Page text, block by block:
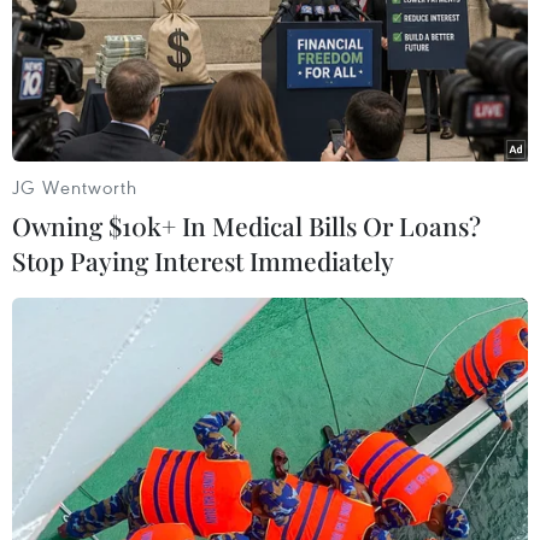
thêm dư địa cho giá vàng
trong tuần qua
08/08/2026 04:29
Australia hướng tới những
động lực tăng trưởng mới
08/08/2026 03:29
Nghệ An: OCOP đã có
thương hiệu, vì sao nông
sản vẫn lo đầu ra?
08/08/2026 03:28
Quảng Trị quyết tâm bàn
giao sớm mặt bằng Dự án
Nhà máy điện gió LIG-
Hướng Hóa 1
08/08/2026 02:33
JG Wentworth
Owning $10k+ In Medical Bills Or Loans?
Stop Paying Interest Immediately